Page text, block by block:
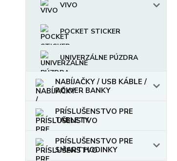
VIVO
POCKET STICKER
UNIVERZÁLNE PÚZDRA
NABÍJAČKY / USB KÁBLE /
POWER BANKY
PRÍSLUŠENSTVO PRE
TABLETY
PRÍSLUŠENSTVO PRE
SMART HODINKY